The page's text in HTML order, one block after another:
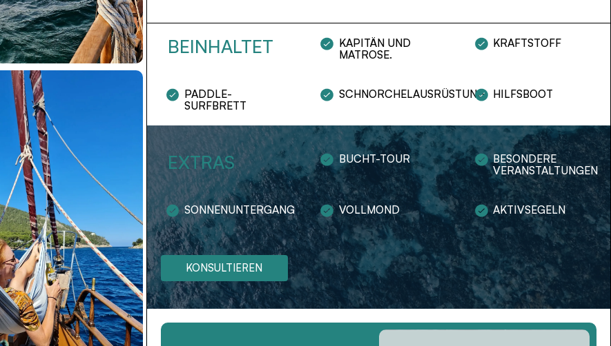
BEINHALTET
KAPITÄN UND
MATROSE.
KRAFTSTOFF
PADDLE-
SURFBRETT
SCHNORCHELAUSRÜSTUNG HILFSBOOT
EXTRAS BUCHT-TOUR
BESONDERE
VERANSTALTUNGEN
SONNENUNTERGANG VOLLMOND AKTIVSEGELN
KONSULTIEREN